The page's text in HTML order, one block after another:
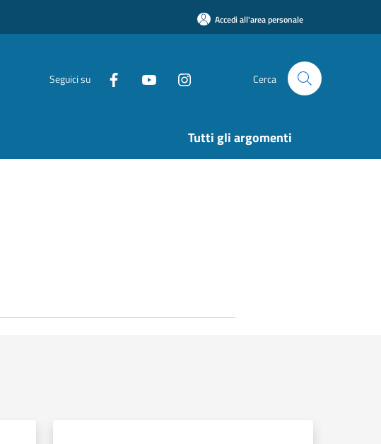
Accedi all'area personale
Seguici su Cerca
Tutti gli argomenti